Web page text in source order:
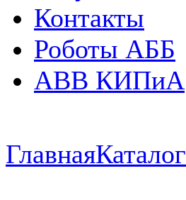
Контакты
Роботы АББ
ABB КИПиА
ГлавнаяКаталог